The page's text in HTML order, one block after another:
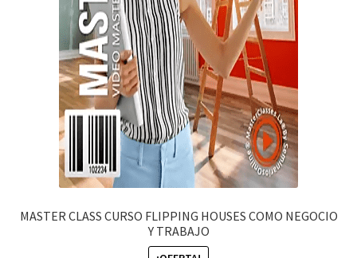
MASTER CLASS CURSO FLIPPING HOUSES COMO NEGOCIO
Y TRABAJO